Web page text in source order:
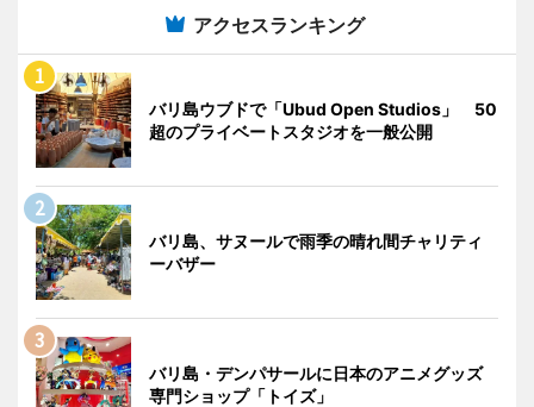
アクセスランキング
バリ島ウブドで「Ubud Open Studios」 50
超のプライベートスタジオを一般公開
バリ島、サヌールで雨季の晴れ間チャリティ
ーバザー
バリ島・デンパサールに日本のアニメグッズ
専門ショップ「トイズ」